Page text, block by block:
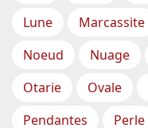
Lune
Marcassite
Noeud
Nuage
Otarie
Ovale
Pendantes
Perle